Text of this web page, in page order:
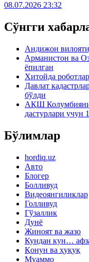
08.07.2026 23:32
Сўнгги
Андижон
Арманистон ва
ёпилган
Хитойда
Давлат
бўлди
АҚШ
дастурлари учун
Бўлимлар
hordiq.uz
Авто
Блогер
Болливуд
Видеоянгиликлар
Голливуд
Гўзаллик
Дунё
Жиноят ва жазо
Кундан кун…
Қонун ва ҳуқуқ
Муаммо